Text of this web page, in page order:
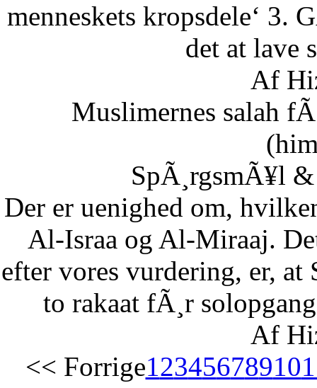
menneskets kropsdele‘ 3.
det at lave
Af
Muslimernes salah
SpÃ¸rgsmÃ¥l
Der er uenighed om,
Al-Israa og Al-Miraaj.
efter vores vurdering, er, at
to rakaat fÃ¸r
Af
<< Forrige12345678910